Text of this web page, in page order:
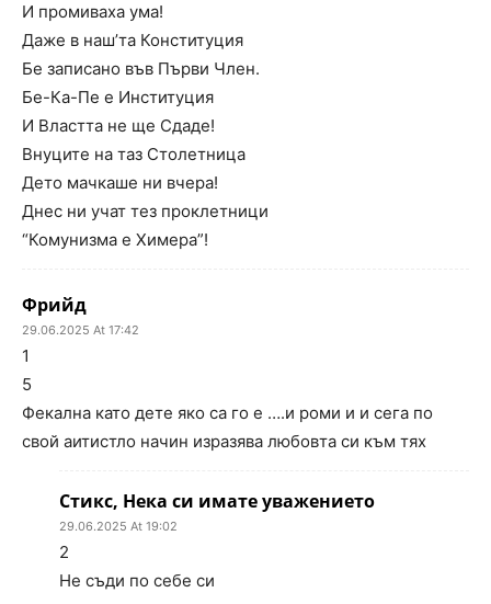
И промиваха ума!
Даже в наш’та Конституция
Бе записано във Първи Член.
Бе-Ка-Пе е Институция
И Властта не ще Сдаде!
Внуците на таз Столетница
Дето мачкаше ни вчера!
Днес ни учат тез проклетници
“Комунизма е Химера”!
Фрийд
29.06.2025 At 17:42
1
5
Фекална като дете яко са го е ….и роми и и сега по
свой аитистло начин изразява любовта си към тях
Стикс, Нека си имате уважението
29.06.2025 At 19:02
2
Не съди по себе си